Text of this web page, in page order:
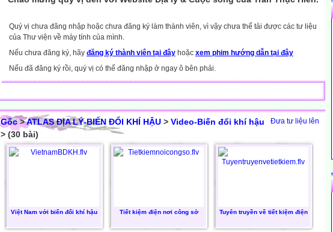
Quý vị chưa đăng nhập hoặc chưa đăng ký làm thành viên, vì vậy chưa thể tải được các tư liệu
của Thư viện về máy tính của mình.
Nếu chưa đăng ký, hãy đăng ký thành viên tại đây hoặc xem phim hướng dẫn tại đây
Nếu đã đăng ký rồi, quý vị có thể đăng nhập ở ngay ô bên phải.
Đưa tư liệu lên
Gốc>ATLAS ĐỊA LÝ-BIẾN ĐỔI KHÍ HẬU > Video-Biến đổi khí hậu
> (30 bài)
Việt Nam với biến đổi khí hậu Tiết kiệm điện nơi công sở Tuyên truyền về tiết kiệm điện